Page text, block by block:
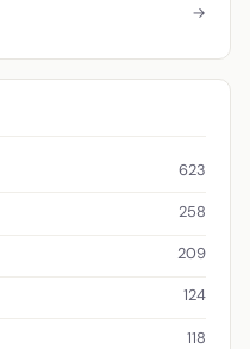
→
623
258
209
124
118